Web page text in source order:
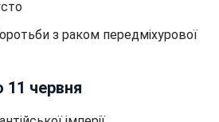
з раком передміхурової
11 червня